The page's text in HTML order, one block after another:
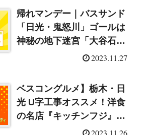
帰れマンデー｜バスサンド
「日光・鬼怒川」ゴールは
神秘の地下迷宮「大谷石採
掘場跡」（2023/11/27）
2023.11.27
ベスコングルメ】栃木・日
光 U字工事オススメ！洋食
の名店『キッチンフジ』
の“焼きスパゲッテ